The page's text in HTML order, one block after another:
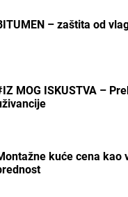
– zaštita od
MOG ISKUSTVA –
kuće cena kao